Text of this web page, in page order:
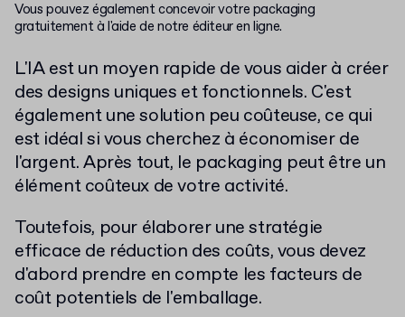
Vous pouvez également concevoir votre packaging
gratuitement à l'aide de notre éditeur en ligne.
L'IA est un moyen rapide de vous aider à créer
des designs uniques et fonctionnels. C'est
également une solution peu coûteuse, ce qui
est idéal si vous cherchez à économiser de
l'argent. Après tout, le packaging peut être un
élément coûteux de votre activité.
Toutefois, pour élaborer une stratégie
efficace de réduction des coûts, vous devez
d'abord prendre en compte les facteurs de
coût potentiels de l'emballage.